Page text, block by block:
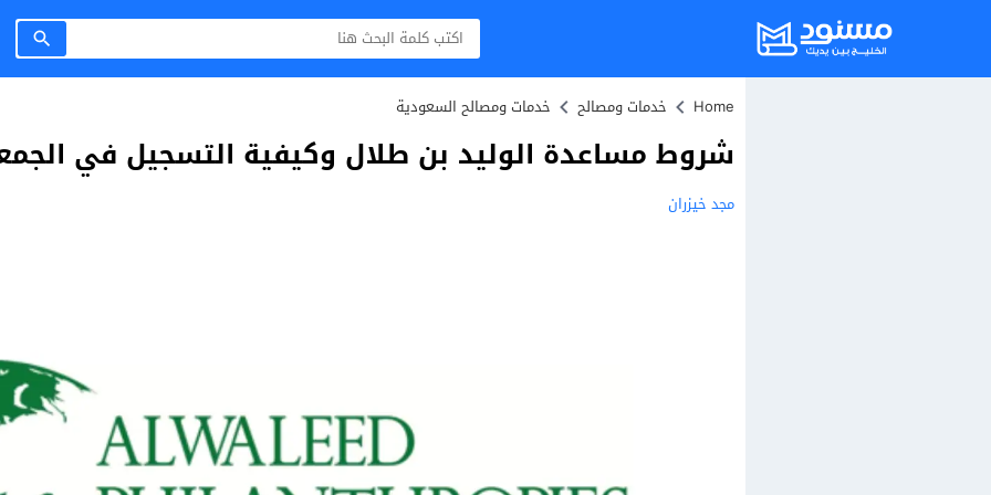
Home خدمات ومصالح خدمات ومصالح السعودية
شروط مساعدة الوليد بن طلال وكيفية التسجيل في الجمعية
مجد خيزران